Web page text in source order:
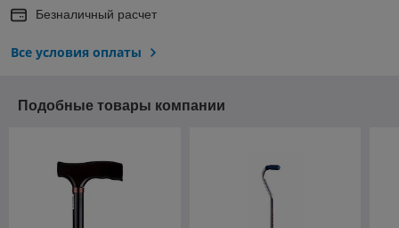
Безналичный расчет
Все условия оплаты
Подобные товары компании